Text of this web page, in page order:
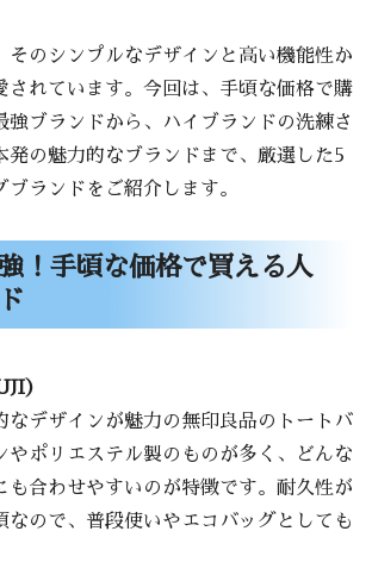
そのシンプルなデザインと高い機能性か
されています。今回は、手頃な価格で購
強ブランドから、ハイブランドの洗練さ
発の魅力的なブランドまで、厳選した5
ブランドをご紹介します。
！手頃な価格で買える人
）
なデザインが魅力の無印良品のトートバ
やポリエステル製のものが多く、どんな
も合わせやすいのが特徴です。耐久性が
なので、普段使いやエコバッグとしても